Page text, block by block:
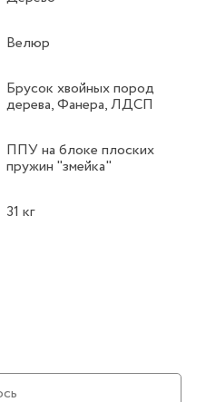
Велюр
Брусок хвойных пород
дерева, Фанера, ЛДСП
ППУ на блоке плоских
пружин "змейка"
31 кг